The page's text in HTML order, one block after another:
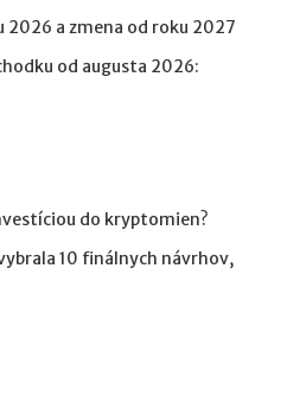
a zmena od roku 2027
od augusta 2026:
do kryptomien?
10 finálnych návrhov,